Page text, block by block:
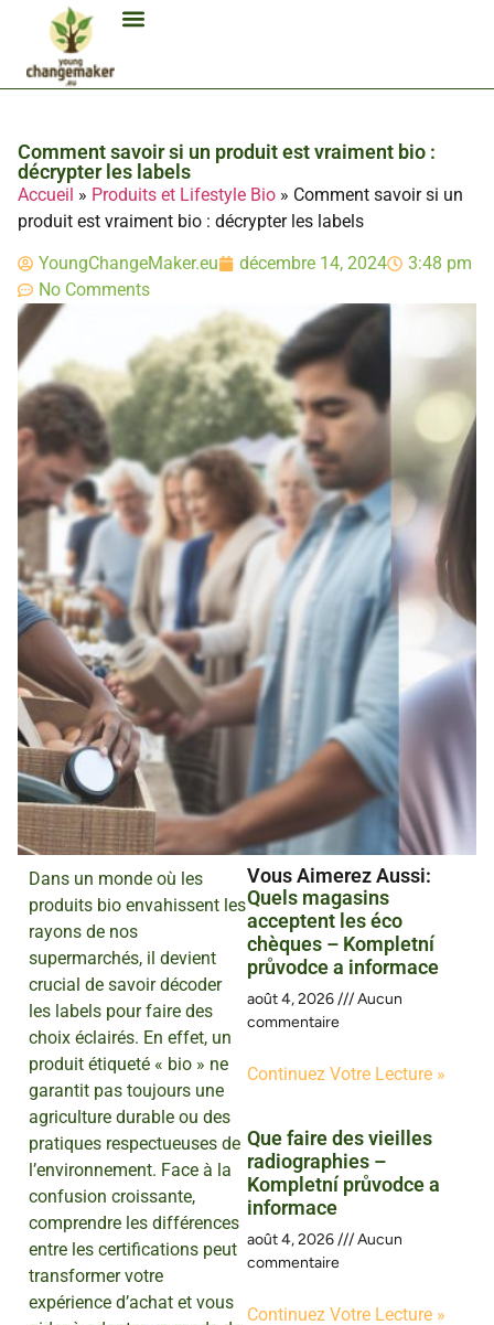
Comment savoir si un produit est vraiment bio :
décrypter les labels
Accueil » Produits et Lifestyle Bio » Comment savoir si un
produit est vraiment bio : décrypter les labels
YoungChangeMaker.eu décembre 14, 2024
3:48 pm
No Comments
Dans un monde où les
produits bio envahissent les
rayons de nos
supermarchés, il devient
crucial de savoir décoder
les labels pour faire des
choix éclairés. En effet, un
produit étiqueté « bio » ne
garantit pas toujours une
agriculture durable ou des
pratiques respectueuses de
l’environnement. Face à la
confusion croissante,
comprendre les différences
entre les certifications peut
transformer votre
expérience d’achat et vous
Vous Aimerez Aussi :
Quels magasins
acceptent les éco
chèques – Kompletní
průvodce a informace
août 4, 2026
Aucun
commentaire
Continuez Votre Lecture »
Que faire des vieilles
radiographies –
Kompletní průvodce a
informace
août 4, 2026
Aucun
commentaire
Continuez Votre Lecture »